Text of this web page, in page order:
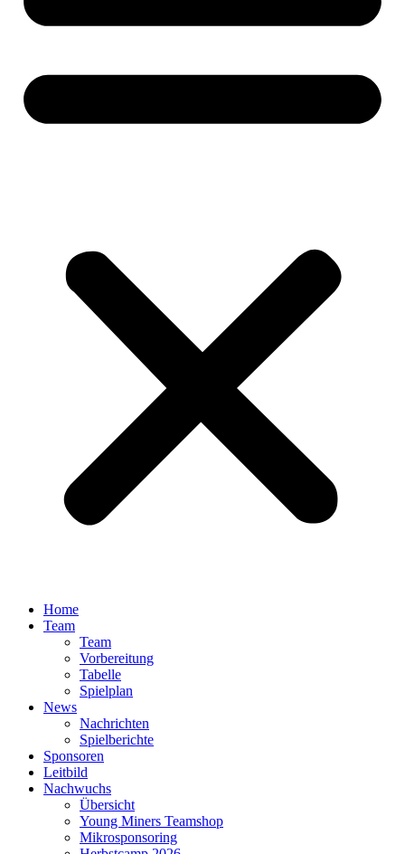
Home
Team
Team
Vorbereitung
Tabelle
Spielplan
News
Nachrichten
Spielberichte
Sponsoren
Leitbild
Nachwuchs
Übersicht
Young Miners Teamshop
Mikrosponsoring